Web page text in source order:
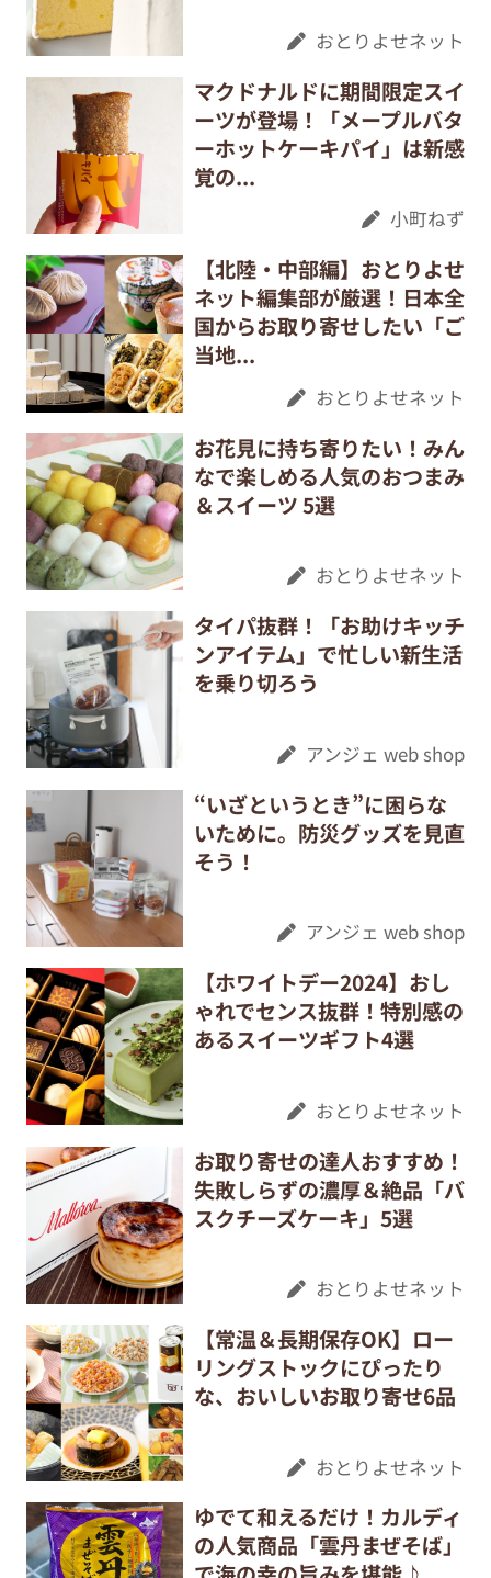
おとりよせネット
マクドナルドに期間限定スイ
ーツが登場！「メープルバタ
ーホットケーキパイ」は新感
覚の...
小町ねず
【北陸・中部編】おとりよせ
ネット編集部が厳選！日本全
国からお取り寄せしたい「ご
当地...
おとりよせネット
お花見に持ち寄りたい！みん
なで楽しめる人気のおつまみ
＆スイーツ 5選
おとりよせネット
タイパ抜群！「お助けキッチ
ンアイテム」で忙しい新生活
を乗り切ろう
アンジェ web shop
“いざというとき”に困らな
いために。防災グッズを見直
そう！
アンジェ web shop
【ホワイトデー2024】おし
ゃれでセンス抜群！特別感の
あるスイーツギフト4選
おとりよせネット
お取り寄せの達人おすすめ！
失敗しらずの濃厚＆絶品「バ
スクチーズケーキ」5選
おとりよせネット
【常温＆長期保存OK】ロー
リングストックにぴったり
な、おいしいお取り寄せ6品
おとりよせネット
ゆでて和えるだけ！カルディ
の人気商品「雲丹まぜそば」